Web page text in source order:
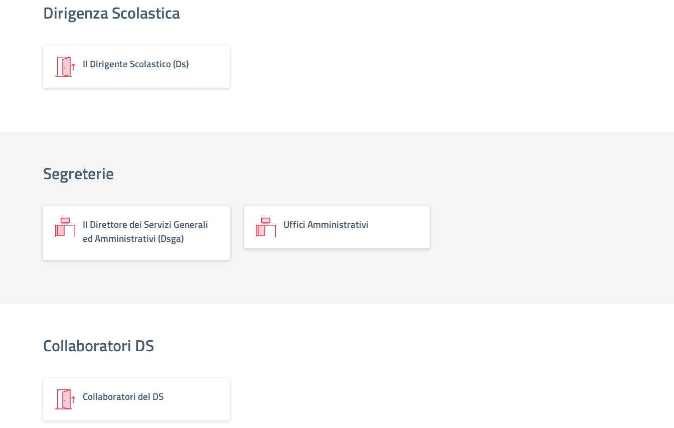
Dirigenza Scolastica
Il Dirigente Scolastico (Ds)
Segreterie
Il Direttore dei Servizi Generali
ed Amministrativi (Dsga)
Uffici Amministrativi
Collaboratori DS
Collaboratori del DS